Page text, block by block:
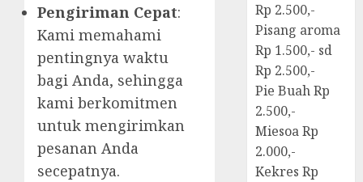
Pengiriman Cepat:
Kami memahami
pentingnya waktu
bagi Anda, sehingga
kami berkomitmen
untuk mengirimkan
pesanan Anda
secepatnya.
Rp 2.500,-
Pisang aroma
Rp 1.500,- sd
Rp 2.500,-
Pie Buah Rp
2.500,-
Miesoa Rp
2.000,-
Kekres Rp